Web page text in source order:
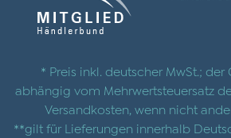
* Preis inkl. deutscher MwSt.; der
abhängig vom Mehrwertsteuersatz
Versandkosten , wenn nicht
**gilt für Lieferungen innerhalb